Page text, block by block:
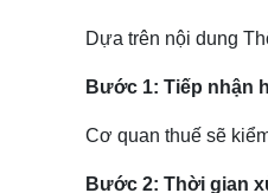
Dựa trên nội dung
Bước 1: Tiếp nhận
Cơ quan thuế sẽ
Bước 2: Thời gian